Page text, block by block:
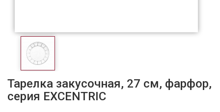
Тарелка закусочная, 27 см, фарфор,
серия EXCENTRIC